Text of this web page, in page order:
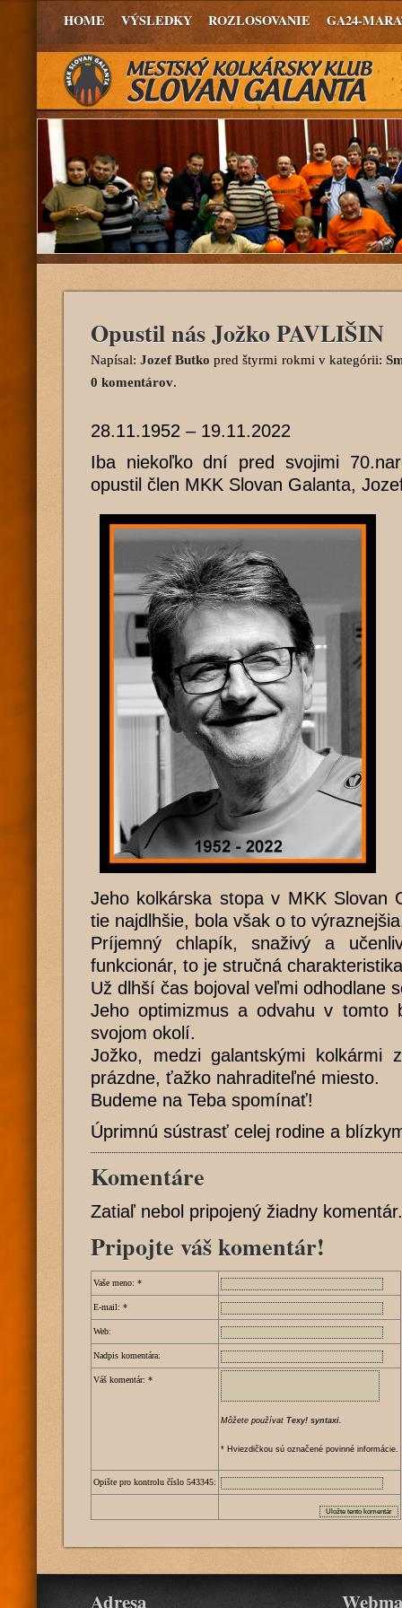
HOME VÝSLEDKY ROZLOSOVANIE GA24-
Opustil nás Jožko PAVLIŠIN
Napísal:Jozef Butko pred štyrmi rokmi v kategórii:
0 komentárov.
28.11.1952 – 19.11.2022
Iba niekoľko dní pred svojimi
opustil člen MKK Slovan Galanta,
Jeho kolkárska stopa v MKK Slovan
tie najdlhšie, bola však o to
Príjemný chlapík, snaživý a
funkcionár, to je stručná
Už dlhší čas bojoval veľmi odhodlane
Jeho optimizmus a odvahu v tomto
svojom okolí.
Jožko, medzi galantskými kolkármi
prázdne, ťažko nahraditeľné miesto.
Budeme na Teba spomínať!
Úprimnú sústrasť celej rodine a
Komentáre
Zatiaľ nebol pripojený žiadny
Pripojte váš komentár!
Vaše meno: *
E-mail: *
Web:
Nadpis komentára:
Váš komentár: *
Môžete používat Texy! syntaxi.
* Hviezdičkou sú označené povinné informácie.
Opište pro kontrolu číslo 543345:
Adresa